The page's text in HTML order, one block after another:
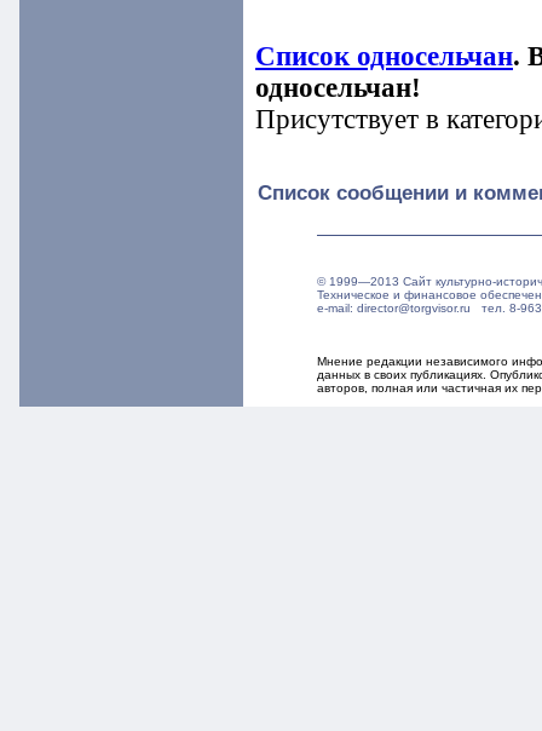
Список односельчан.
односельчан!
Присутствует в
Список сообщении и
© 1999—2013 Сайт культурно-
Техническое и финансовое
e-mail: director@torgvisor.ru тел. 8-
Мнение редакции независимого
данных в своих публикациях.
авторов, полная или частичная их